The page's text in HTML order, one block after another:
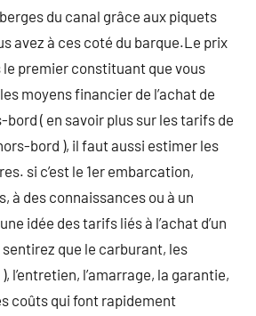
du canal grâce aux piquets
avez à ces coté du barque.Le prix
le premier constituant que vous
moyens financier de l’achat de
( en savoir plus sur les tarifs de
bord ), il faut aussi estimer les
si c’est le 1er embarcation,
à des connaissances ou à un
idée des tarifs liés à l’achat d’un
que le carburant, les
l’entretien, l’amarrage, la garantie,
coûts qui font rapidement